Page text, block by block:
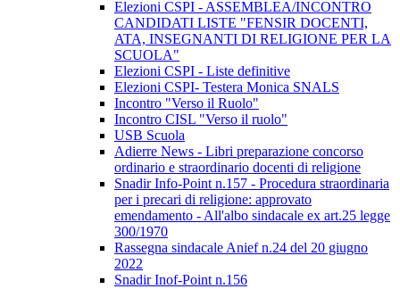
Elezioni CSPI - ASSEMBLEA/INCONTRO
CANDIDATI LISTE "FENSIR DOCENTI,
ATA, INSEGNANTI DI RELIGIONE PER LA
SCUOLA"
Elezioni CSPI - Liste definitive
Elezioni CSPI- Testera Monica SNALS
Incontro "Verso il Ruolo"
Incontro CISL "Verso il ruolo"
USB Scuola
Adierre News - Libri preparazione concorso
ordinario e straordinario docenti di religione
Snadir Info-Point n.157 - Procedura straordinaria
per i precari di religione: approvato
emendamento - All'albo sindacale ex art.25 legge
300/1970
Rassegna sindacale Anief n.24 del 20 giugno
2022
Snadir Inof-Point n.156